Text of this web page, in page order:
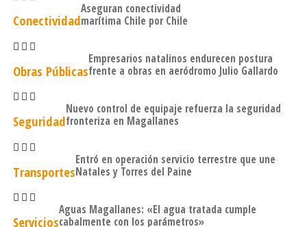
Conectividad
Aseguran conectividad
marítima Chile por Chile
Obras Públicas
Empresarios natalinos endurecen postura
frente a obras en aeródromo Julio Gallardo
Seguridad
Nuevo control de equipaje refuerza la seguridad
fronteriza en Magallanes
Transportes
Entró en operación servicio terrestre que une
Natales y Torres del Paine
Servicios
Aguas Magallanes: «El agua tratada cumple
cabalmente con los parámetros»